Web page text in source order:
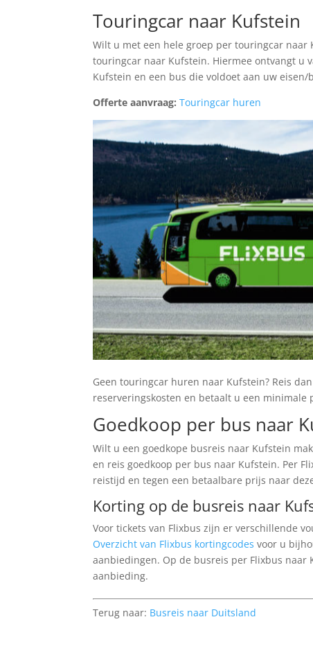
Touringcar naar Kufstein
Wilt u met een hele groep per touringcar naar
touringcar naar Kufstein. Hiermee ontvangt u
Kufstein en een bus die voldoet aan uw eisen/
Offerte aanvraag: Touringcar huren
Geen touringcar huren naar Kufstein? Reis
reserveringskosten en betaalt u een minimale
Goedkoop per bus naar
Wilt u een goedkope busreis naar Kufstein
en reis goedkoop per bus naar Kufstein. Per
reistijd en tegen een betaalbare prijs naar
Korting op de busreis naar
Voor tickets van Flixbus zijn er verschillende
Overzicht van Flixbus kortingcodes voor u
aanbiedingen. Op de busreis per Flixbus
aanbieding.
Terug naar: Busreis naar Duitsland